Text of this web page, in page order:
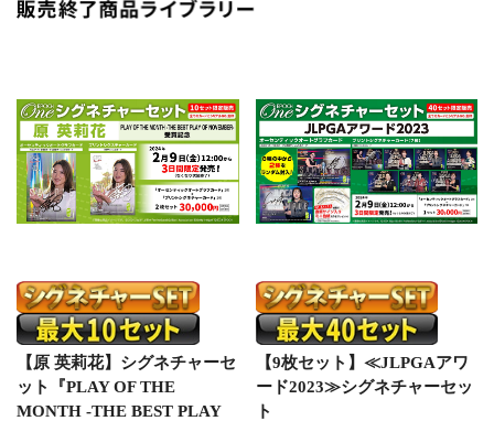
【原 英莉花】シグネチャーセ
ット『PLAY OF THE
MONTH -THE BEST PLAY
【9枚セット】≪JLPGAアワ
ード2023≫シグネチャーセッ
ト